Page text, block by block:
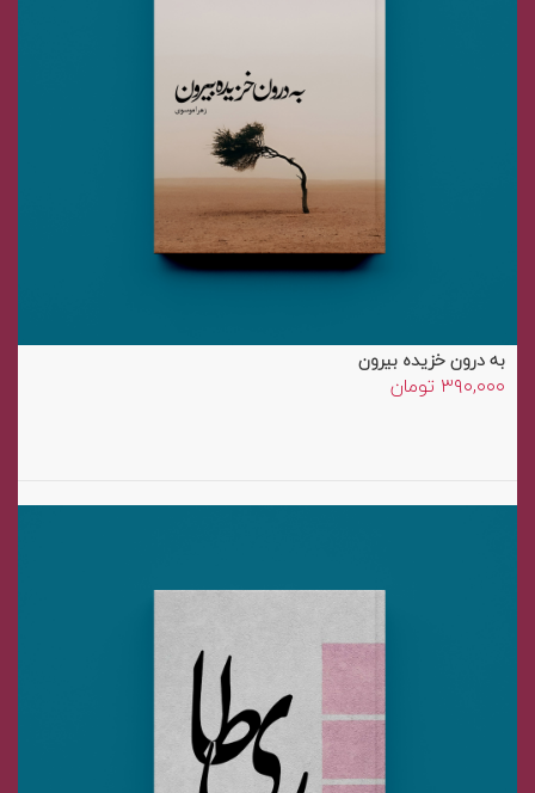
به درون خزیده بیرون
۳۹۰,۰۰۰ تومان